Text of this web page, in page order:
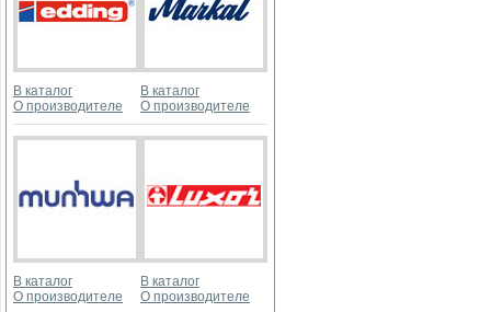
В каталог
О производителе
В каталог
О производителе
В каталог
О производителе
В каталог
О производителе